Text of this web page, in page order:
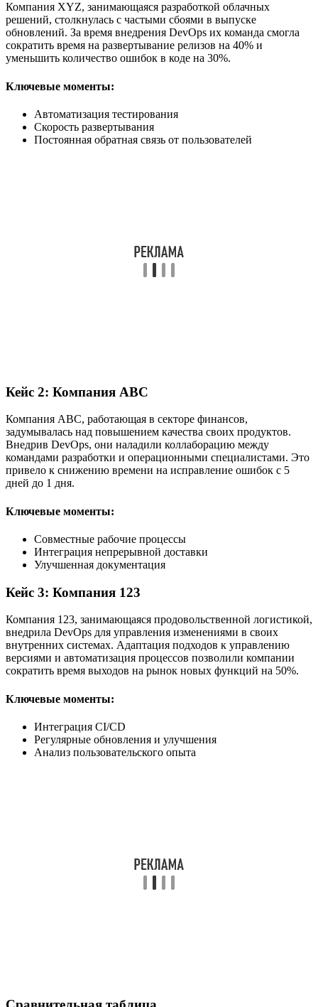
Компания XYZ, занимающаяся разработкой облачных
решений, столкнулась с частыми сбоями в выпуске
обновлений. За время внедрения DevOps их команда смогла
сократить время на развертывание релизов на 40% и
уменьшить количество ошибок в коде на 30%.
Ключевые моменты:
Автоматизация тестирования
Скорость развертывания
Постоянная обратная связь от пользователей
Кейс 2: Компания ABC
Компания ABC, работающая в секторе финансов,
задумывалась над повышением качества своих продуктов.
Внедрив DevOps, они наладили коллаборацию между
командами разработки и операционными специалистами. Это
привело к снижению времени на исправление ошибок с 5
дней до 1 дня.
Ключевые моменты:
Совместные рабочие процессы
Интеграция непрерывной доставки
Улучшенная документация
Кейс 3: Компания 123
Компания 123, занимающаяся продовольственной логистикой,
внедрила DevOps для управления изменениями в своих
внутренних системах. Адаптация подходов к управлению
версиями и автоматизация процессов позволили компании
сократить время выходов на рынок новых функций на 50%.
Ключевые моменты:
Интеграция CI/CD
Регулярные обновления и улучшения
Анализ пользовательского опыта